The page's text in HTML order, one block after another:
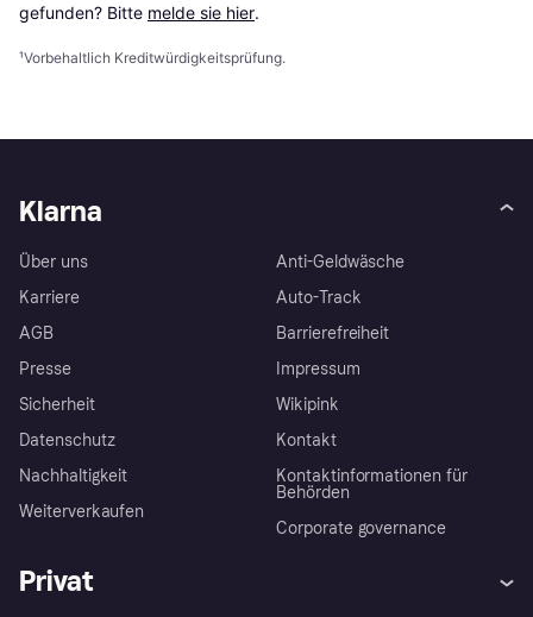
gefunden? Bitte melde sie hier.
¹Vorbehaltlich Kreditwürdigkeitsprüfung.
Klarna
Über uns
Karriere
AGB
Presse
Sicherheit
Datenschutz
Nachhaltigkeit
Weiterverkaufen
Anti-Geldwäsche
Auto-Track
Barrierefreiheit
Impressum
Wikipink
Kontakt
Kontaktinformationen für
Behörden
Corporate governance
Privat